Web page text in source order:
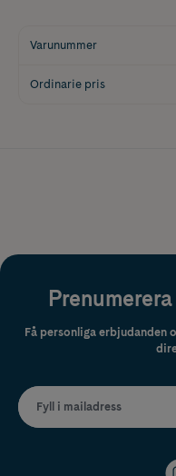
Varunummer
Ordinarie pris
Få personliga erbjudanden
Fyll i mailadress